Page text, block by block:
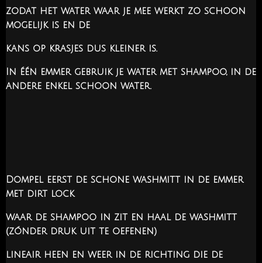
zodat het water waar je mee werkt zo schoon
mogelijk is en de
kans op krasjes dus kleiner is.
In één emmer gebruik je water met shampoo, in de
andere enkel schoon water.
Dompel eerst de schone washmitt in de emmer
met dirt lock
waar de shampoo in zit en haal de washmitt
(zónder druk uit te oefenen)
lineair heen en weer in de richting die de